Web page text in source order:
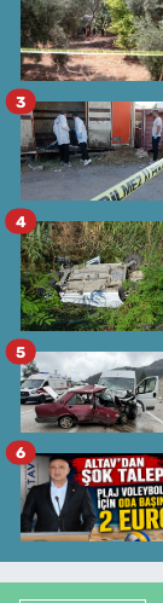
3
4
5
6